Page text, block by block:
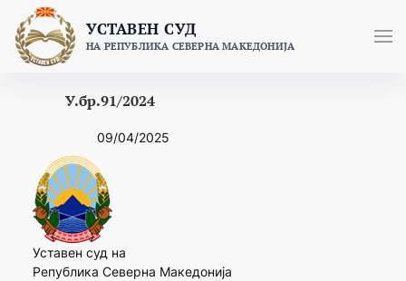
content
УСТАВЕН СУД
НА РЕПУБЛИКА СЕВЕРНА МАКЕДОНИЈА
У.бр.91/2024
09/04/2025
Уставен суд на
Република Северна Македонија